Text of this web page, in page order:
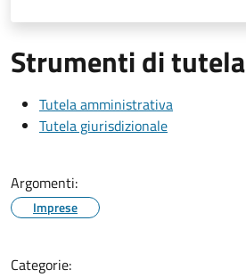
Strumenti di tutela
Tutela amministrativa
Tutela giurisdizionale
Argomenti:
Imprese
Categorie: